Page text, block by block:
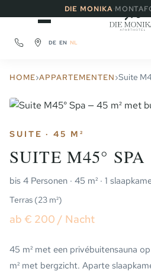
DIE MONIKA·
DE EN NL
HOME›APPARTEMENTEN›Suite
SUITE · 45 M²
SUITE M45° SPA
bis 4 Personen · 45 m² · 1
Terras (23 m²)
ab € 200 / Nacht
45 m² met een privébuitensauna
m² met bergzicht. Aparte